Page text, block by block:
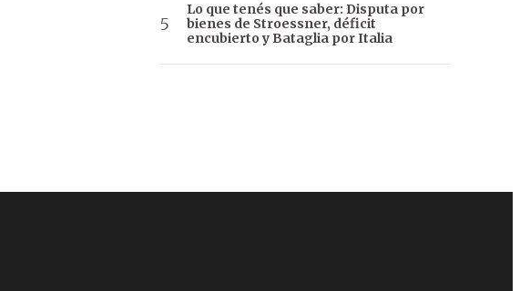
Lo que tenés que saber: Disputa por
bienes de Stroessner, déficit
encubierto y Bataglia por Italia